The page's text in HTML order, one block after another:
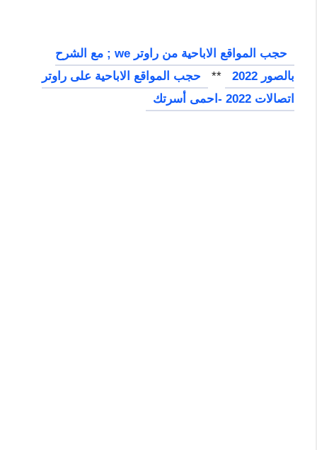
حجب المواقع الاباحية من راوتر we ; مع الشرح
بالصور 2022
**
حجب المواقع الاباحية على راوتر
اتصالات 2022 -احمى أسرتك